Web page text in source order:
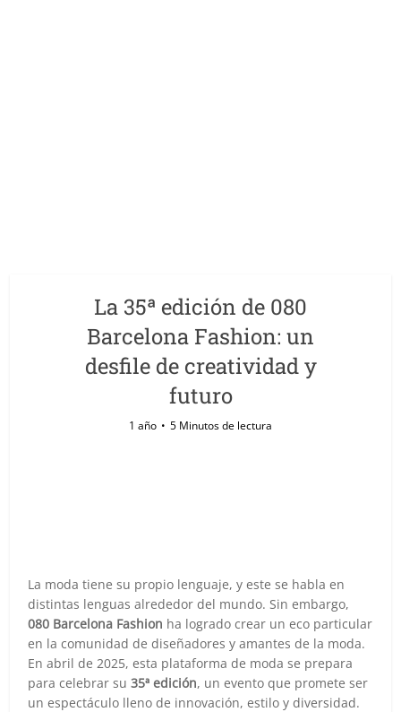
La 35ª edición de 080
Barcelona Fashion: un
desfile de creatividad y
futuro
1 año 5 Minutos de lectura
La moda tiene su propio lenguaje, y este se habla en
distintas lenguas alrededor del mundo. Sin embargo,
080 Barcelona Fashion ha logrado crear un eco particular
en la comunidad de diseñadores y amantes de la moda.
En abril de 2025, esta plataforma de moda se prepara
para celebrar su35ª edición, un evento que promete ser
un espectáculo lleno de innovación, estilo y diversidad.